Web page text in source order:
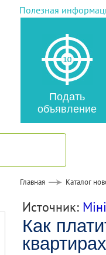
Полезная
Подать
объявление
Главная Каталог
Источник:
Как